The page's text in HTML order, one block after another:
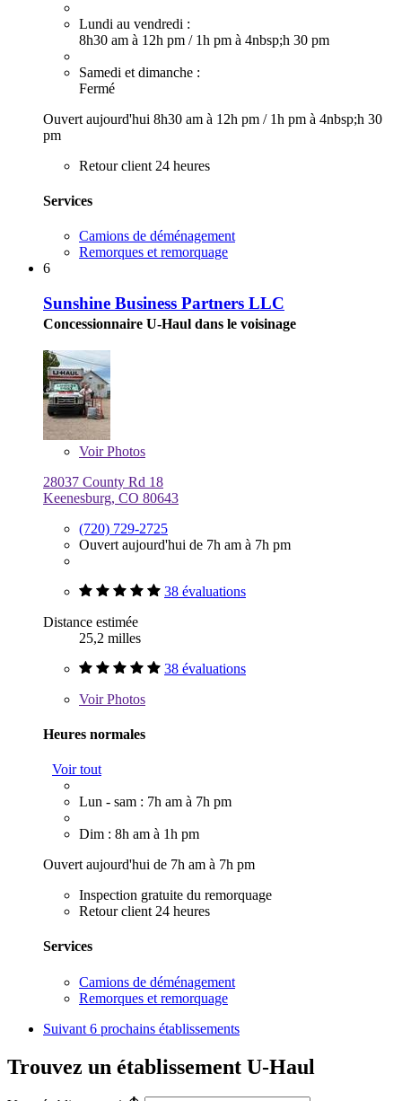
Lundi au vendredi :
8h30 am à 12h pm / 1h pm à 4nbsp;h 30 pm
Samedi et dimanche :
Fermé
Ouvert aujourd'hui 8h30 am à 12h pm / 1h pm à 4nbsp;h 30
pm
Retour client 24 heures
Services
Camions de déménagement
Remorques et remorquage
6
Sunshine Business Partners LLC
Concessionnaire U-Haul dans le voisinage
VoirPhotos
28037 County Rd 18
Keenesburg, CO 80643
(720) 729-2725
Ouvert aujourd'hui de 7h am à 7h pm
38 évaluations
Distance estimée
25,2 milles
38 évaluations
VoirPhotos
Heures normales
Voir tout
Lun - sam : 7h am à 7h pm
Dim : 8h am à 1h pm
Ouvert aujourd'hui de 7h am à 7h pm
Inspection gratuite du remorquage
Retour client 24 heures
Services
Camions de déménagement
Remorques et remorquage
Suivant 6 prochains établissements
Trouvez un établissement U-Haul